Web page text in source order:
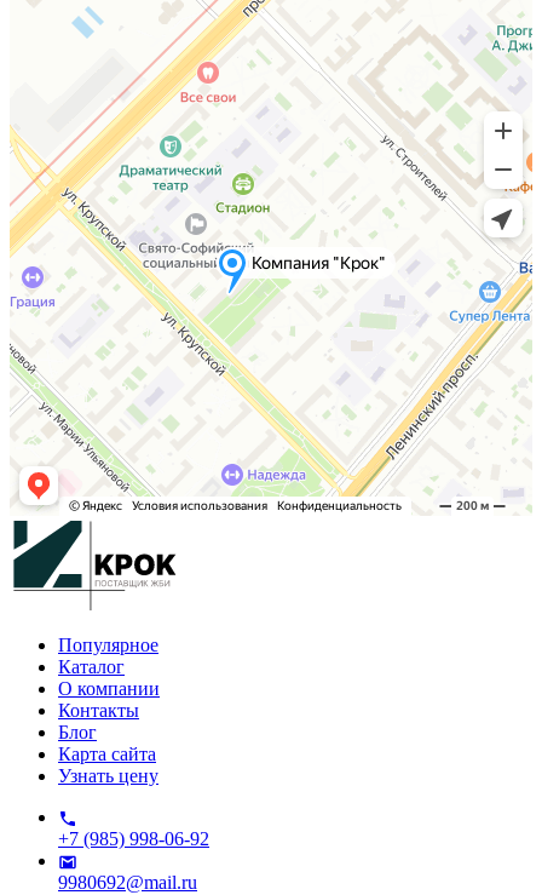
Популярное
Каталог
О компании
Контакты
Блог
Карта сайта
Узнать цену
+7 (985) 998-06-92
9980692@mail.ru